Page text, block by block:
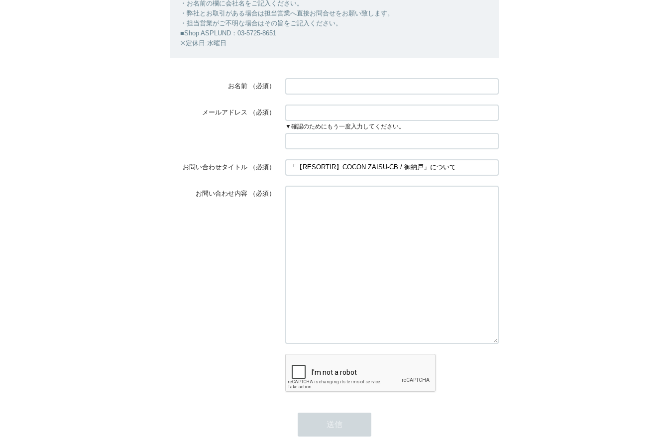
・お名前の欄に会社名をご記入ください。
・弊社とお取引がある場合は担当営業へ直接お問合せをお願い致します。
・担当営業がご不明な場合はその旨をご記入ください。
■Shop ASPLUND：03-5725-8651
※定休日:水曜日
お名前 （必須）
メールアドレス （必須）
▼確認のためにもう一度入力してください。
お問い合わせタイトル （必須）
お問い合わせ内容 （必須）